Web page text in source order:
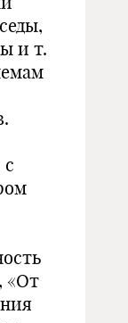
и т.
«От